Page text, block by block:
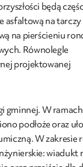
będą
asfaltową na
na pierścieniu
Równolegle
projektowanej
gminnej. W
podłoże oraz
W zakresie
wiadukt